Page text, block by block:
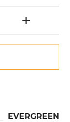
+
EVERGREEN